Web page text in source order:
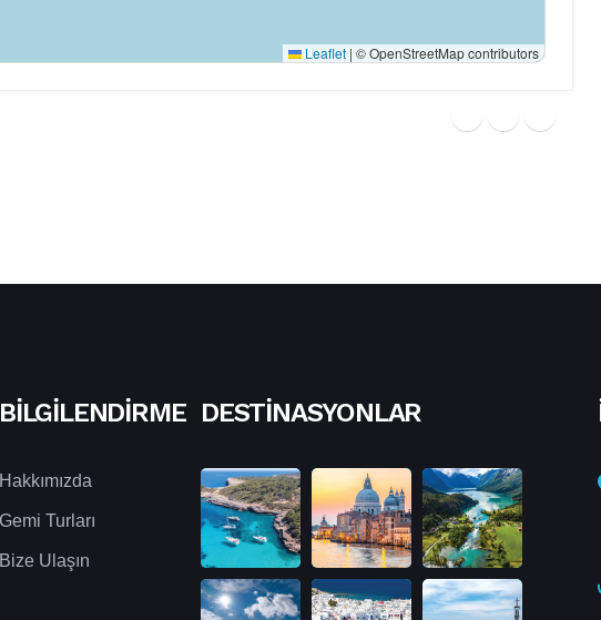
Leaflet | © OpenStreetMap contributors
BILGILENDIRME
Hakkımızda
Gemi Turları
Bize Ulaşın
DESTINASYONLAR